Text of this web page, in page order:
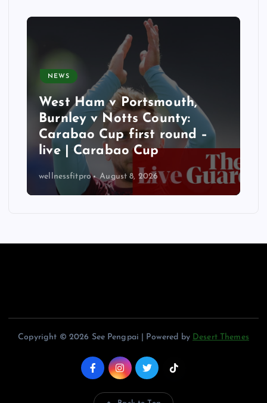
NEWS
West Ham v Portsmouth,
Burnley v Notts County:
Carabao Cup first round –
live | Carabao Cup
wellnessfitpro August 8, 2026
Copyright © 2026 See Pengpai | Powered by Desert Themes